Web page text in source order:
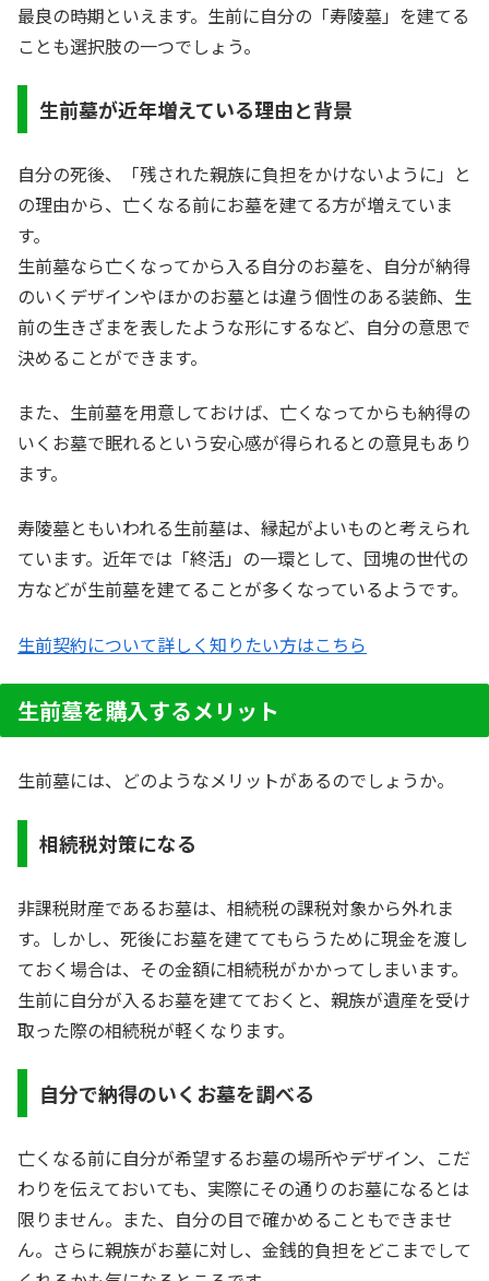
最良の時期といえます。生前に自分の「寿陵墓」を建てる
ことも選択肢の一つでしょう。
生前墓が近年増えている理由と背景
自分の死後、「残された親族に負担をかけないように」と
の理由から、亡くなる前にお墓を建てる方が増えていま
す。
生前墓なら亡くなってから入る自分のお墓を、自分が納得
のいくデザインやほかのお墓とは違う個性のある装飾、生
前の生きざまを表したような形にするなど、自分の意思で
決めることができます。
また、生前墓を用意しておけば、亡くなってからも納得の
いくお墓で眠れるという安心感が得られるとの意見もあり
ます。
寿陵墓ともいわれる生前墓は、縁起がよいものと考えられ
ています。近年では「終活」の一環として、団塊の世代の
方などが生前墓を建てることが多くなっているようです。
生前契約について詳しく知りたい方はこちら
生前墓を購入するメリット
生前墓には、どのようなメリットがあるのでしょうか。
相続税対策になる
非課税財産であるお墓は、相続税の課税対象から外れま
す。しかし、死後にお墓を建ててもらうために現金を渡し
ておく場合は、その金額に相続税がかかってしまいます。
生前に自分が入るお墓を建てておくと、親族が遺産を受け
取った際の相続税が軽くなります。
自分で納得のいくお墓を調べる
亡くなる前に自分が希望するお墓の場所やデザイン、こだ
わりを伝えておいても、実際にその通りのお墓になるとは
限りません。また、自分の目で確かめることもできませ
ん。さらに親族がお墓に対し、金銭的負担をどこまでして